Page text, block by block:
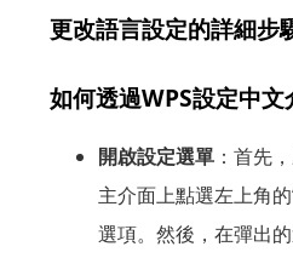
更改語言設定的詳細步
如何透過WPS設定中文
開啟設定選單：首先
主介面上點選左上角
選項。然後，在彈出